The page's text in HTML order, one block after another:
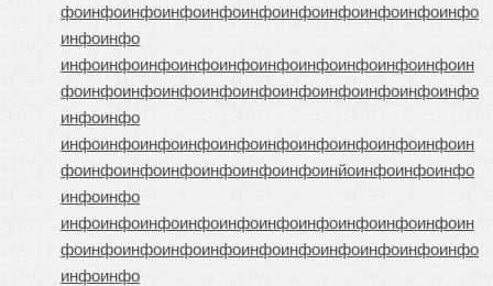
фоинфоинфоинфоинфоинфоинфоинфоинфоинфоинфо
инфоинфо
инфоинфоинфоинфоинфоинфоинфоинфоинфоинфоин
фоинфоинфоинфоинфоинфоинфоинфоинфоинфоинфо
инфоинфо
инфоинфоинфоинфоинфоинфоинфоинфоинфоинфоин
фоинфоинфоинфоинфоинфоинфоинйоинфоинфоинфо
инфоинфо
инфоинфоинфоинфоинфоинфоинфоинфоинфоинфоин
фоинфоинфоинфоинфоинфоинфоинфоинфоинфоинфо
инфоинфо